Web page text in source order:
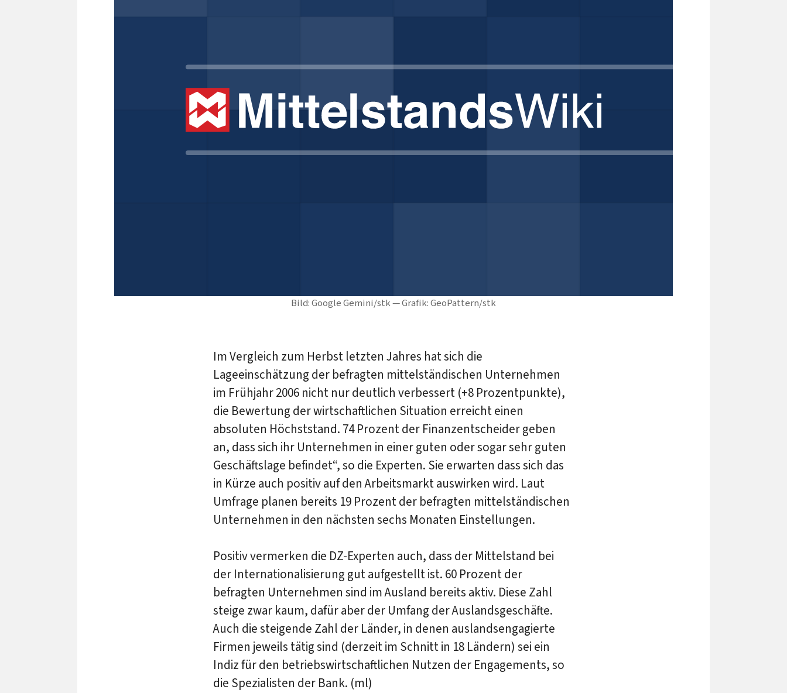
Bild: Google Gemini/stk — Grafik: GeoPattern/stk
Im Vergleich zum Herbst letzten Jahres hat sich die
Lageeinschätzung der befragten mittelständischen Unternehmen
im Frühjahr 2006 nicht nur deutlich verbessert (+8 Prozentpunkte),
die Bewertung der wirtschaftlichen Situation erreicht einen
absoluten Höchststand. 74 Prozent der Finanzentscheider geben
an, dass sich ihr Unternehmen in einer guten oder sogar sehr guten
Geschäftslage befindet“, so die Experten. Sie erwarten dass sich das
in Kürze auch positiv auf den Arbeitsmarkt auswirken wird. Laut
Umfrage planen bereits 19 Prozent der befragten mittelständischen
Unternehmen in den nächsten sechs Monaten Einstellungen.
Positiv vermerken die DZ-Experten auch, dass der Mittelstand bei
der Internationalisierung gut aufgestellt ist. 60 Prozent der
befragten Unternehmen sind im Ausland bereits aktiv. Diese Zahl
steige zwar kaum, dafür aber der Umfang der Auslandsgeschäfte.
Auch die steigende Zahl der Länder, in denen auslandsengagierte
Firmen jeweils tätig sind (derzeit im Schnitt in 18 Ländern) sei ein
Indiz für den betriebswirtschaftlichen Nutzen der Engagements, so
die Spezialisten der Bank. (ml)